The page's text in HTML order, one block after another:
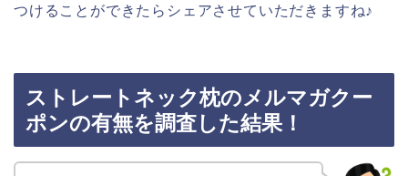
つけることができたらシェアさせていただきますね♪
ストレートネック枕のメルマガクー
ポンの有無を調査した結果！